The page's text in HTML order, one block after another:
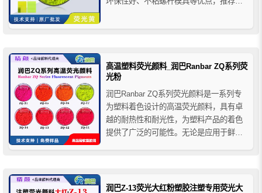
热塑性塑料产品的着色应用。
高温塑料荧光颜料_润巴Ranbar ZQ系列荧
光粉
润巴Ranbar ZQ系列荧光颜料是一系列专
为塑料着色设计的高温荧光颜料，具有卓
越的耐热性和耐光性，为塑料产品的着色
提供了广泛的可能性。无论是应用于鲜艳
润巴Z-13荧光大红粉塑胶注塑专用荧光大